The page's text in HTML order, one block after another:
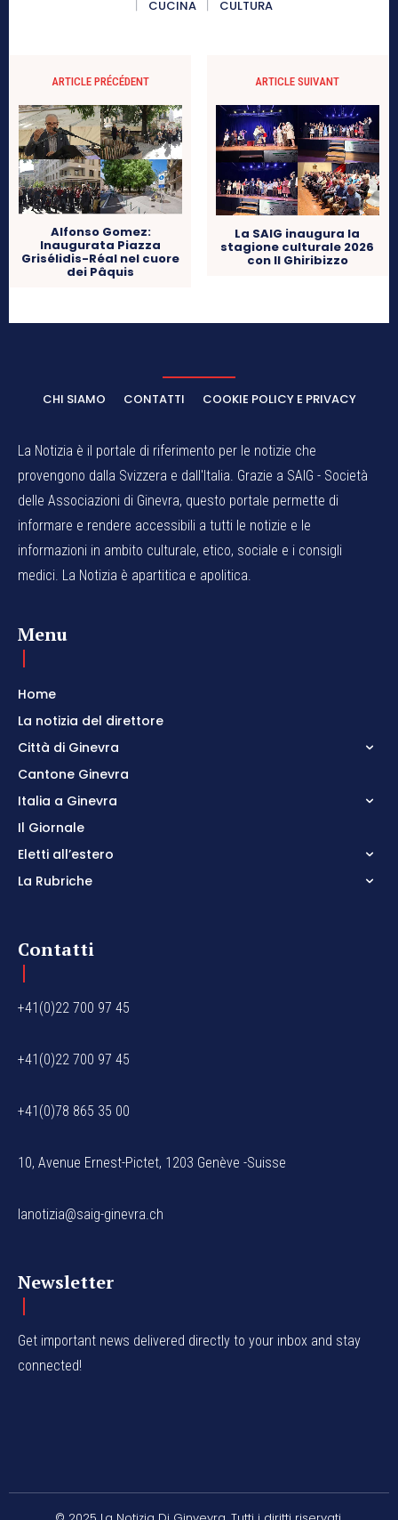
CUCINA
CULTURA
ARTICLE PRÉCÉDENT
Alfonso Gomez:
Inaugurata Piazza
Grisélidis-Réal nel cuore
dei Pâquis
ARTICLE SUIVANT
La SAIG inaugura la
stagione culturale 2026
con Il Ghiribizzo
CHI SIAMO CONTATTI COOKIE POLICY E PRIVACY
La Notizia è il portale di riferimento per le notizie che
provengono dalla Svizzera e dall'Italia. Grazie a SAIG - Società
delle Associazioni di Ginevra, questo portale permette di
informare e rendere accessibili a tutti le notizie e le
informazioni in ambito culturale, etico, sociale e i consigli
medici. La Notizia è apartitica e apolitica.
Menu
Home
La notizia del direttore
Città di Ginevra
Cantone Ginevra
Italia a Ginevra
Il Giornale
Eletti all’estero
La Rubriche
Contatti
+41(0)22 700 97 45
+41(0)22 700 97 45
+41(0)78 865 35 00
10, Avenue Ernest-Pictet, 1203 Genève -Suisse
lanotizia@saig-ginevra.ch
Newsletter
Get important news delivered directly to your inbox and stay
connected!